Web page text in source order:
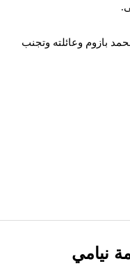
بازوم وعائلته وتجنب
نيامي